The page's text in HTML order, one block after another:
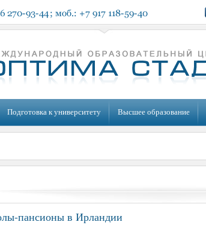
Подготовка к университету Высшее образование
пансионы в Ирландии